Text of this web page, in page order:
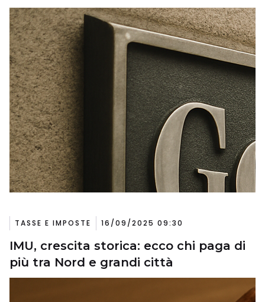
TASSE E IMPOSTE 16/09/2025 09:30
IMU, crescita storica: ecco chi paga di
più tra Nord e grandi città